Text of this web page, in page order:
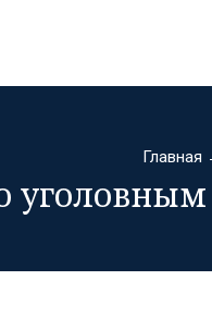
Главная